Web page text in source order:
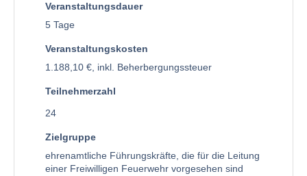
Veranstaltungsdauer
5 Tage
Veranstaltungskosten
1.188,10 €, inkl. Beherbergungssteuer
Teilnehmerzahl
24
Zielgruppe
ehrenamtliche Führungskräfte, die für die Leitung
einer Freiwilligen Feuerwehr vorgesehen sind